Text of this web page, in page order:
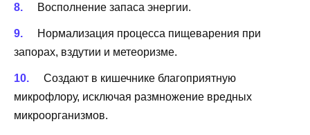
Восполнение запаса энергии.
Нормализация процесса пищеварения при
запорах, вздутии и метеоризме.
Создают в кишечнике благоприятную
микрофлору, исключая размножение вредных
микроорганизмов.